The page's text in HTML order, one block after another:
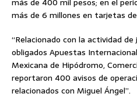
más de 6 millones en tarjetas
“Relacionado con la actividad
obligados Apuestas
Mexicana de Hipódromo,
reportaron 400 avisos de
relacionados con Miguel Ángel”.